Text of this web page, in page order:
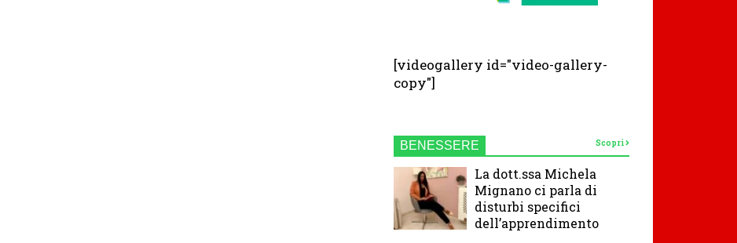
[videogallery id="video-gallery-
copy"]
BENESSERE Scopri
La dott.ssa Michela
Mignano ci parla di
disturbi specifici
dell’apprendimento